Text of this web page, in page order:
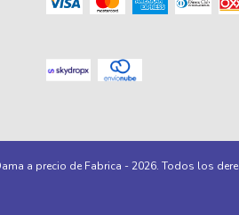
a precio de Fabrica - 2026. Todos los